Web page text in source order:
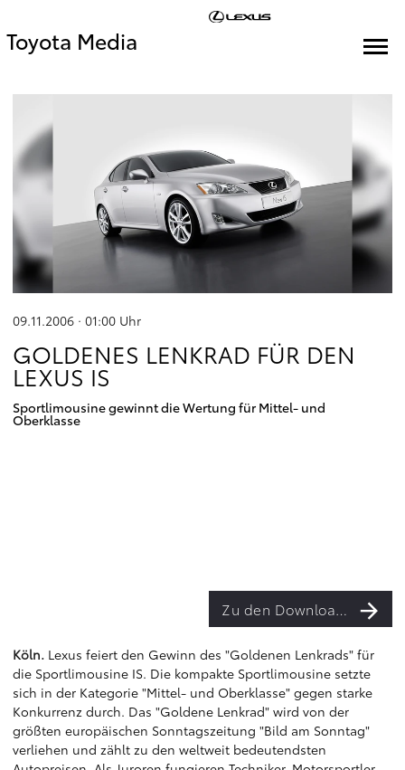
Toyota Media
09.11.2006 · 01:00 Uhr
GOLDENES LENKRAD FÜR DEN
LEXUS IS
Sportlimousine gewinnt die Wertung für Mittel- und
Oberklasse
Zu den Downloads
Köln. Lexus feiert den Gewinn des "Goldenen Lenkrads" für
die Sportlimousine IS. Die kompakte Sportlimousine setzte
sich in der Kategorie "Mittel- und Oberklasse" gegen starke
Konkurrenz durch. Das "Goldene Lenkrad" wird von der
größten europäischen Sonntagszeitung "Bild am Sonntag"
verliehen und zählt zu den weltweit bedeutendsten